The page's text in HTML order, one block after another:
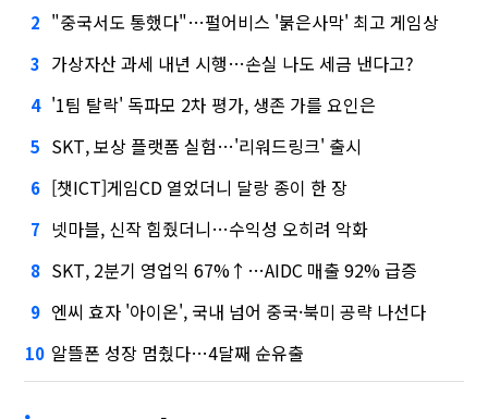
2 "중국서도 통했다"…펄어비스 '붉은사막' 최고 게임상
3 가상자산 과세 내년 시행…손실 나도 세금 낸다고?
4 '1팀 탈락' 독파모 2차 평가, 생존 가를 요인은
5 SKT, 보상 플랫폼 실험…'리워드링크' 출시
6 [챗ICT]게임CD 열었더니 달랑 종이 한 장
7 넷마블, 신작 힘줬더니…수익성 오히려 악화
8 SKT, 2분기 영업익 67%↑…AIDC 매출 92% 급증
9 엔씨 효자 '아이온', 국내 넘어 중국·북미 공략 나선다
10 알뜰폰 성장 멈췄다…4달째 순유출